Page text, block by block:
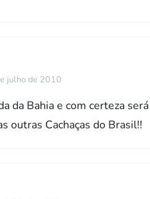
julho de 2010
da Bahia e com certeza
outras Cachaças do Brasil!!